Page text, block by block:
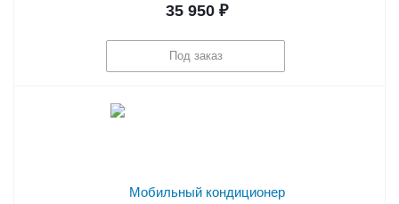
35 950₽
Под заказ